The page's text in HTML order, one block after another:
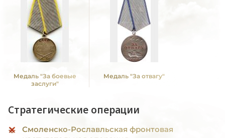
Медаль "За боевые
заслуги"
Медаль "За отвагу"
Стратегические операции
Смоленско-Рославльская фронтовая